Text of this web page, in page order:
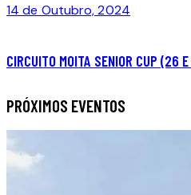
14 de Outubro, 2024
CIRCUITO MOITA SENIOR CUP (26
PRÓXIMOS EVENTOS